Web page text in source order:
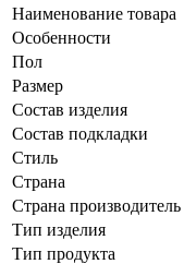
Наименование товара
Особенности
Пол
Размер
Состав изделия
Состав подкладки
Стиль
Страна
Страна производитель
Тип изделия
Тип продукта